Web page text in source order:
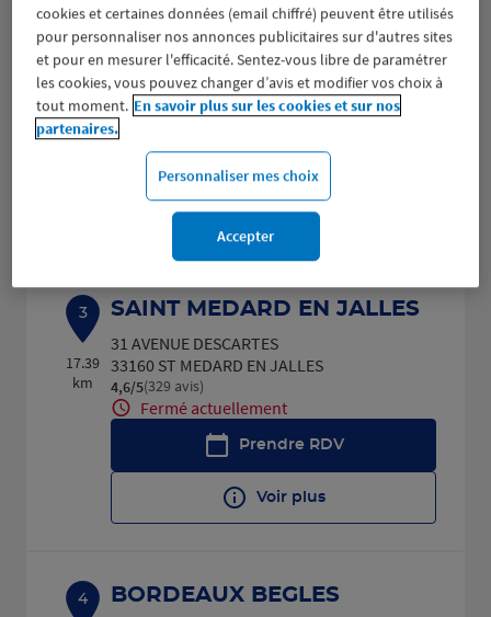
13.3 km
BORDEAUX QUINCONCES
6 PLACE DES QUINCONCES
33000 BORDEAUX
4,5 /5Note de 4.5 sur 5
(281 avis)
Fermé actuellement
Prendre RDV
Voir plus
3
17.39
km
SAINT MEDARD EN JALLES
31 AVENUE DESCARTES
33160 ST MEDARD EN JALLES
4,6/5Note de 4.6 sur 5
(329 avis)
Fermé actuellement
Prendre RDV
Voir plus
4
BORDEAUX BEGLES
cookies et certaines données (email chiffré) peuvent être utilisés
pour personnaliser nos annonces publicitaires sur d'autres sites
et pour en mesurer l'efficacité. Sentez-vous libre de paramétrer
les cookies, vous pouvez changer d’avis et modifier vos choix à
tout moment. En savoir plus sur les cookies et sur nos
partenaires.
Personnaliser mes choix
Accepter